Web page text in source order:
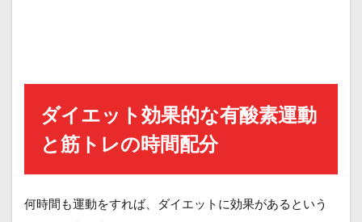
ダイエット効果的な有酸素運動
と筋トレの時間配分
何時間も運動をすれば、ダイエットに効果があるという